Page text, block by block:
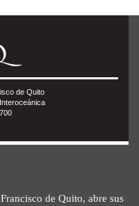
de Quito
de Quito, abre sus